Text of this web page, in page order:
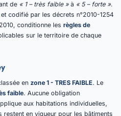
de « 1 – très faible »à « 5 – forte ».
et codifié par les décrets n°2010-1254
conditionne les règles de
sur le territoire de chaque
en zone 1 - TRES FAIBLE. Le
faible. Aucune obligation
aux habitations individuelles,
restent en vigueur pour les bâtiments